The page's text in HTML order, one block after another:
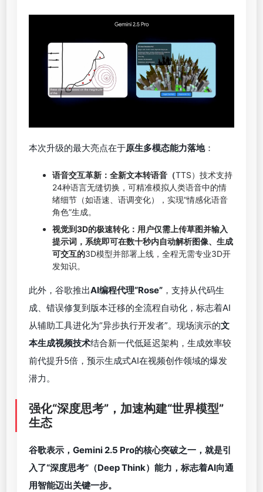
本次升级的最大亮点在于原生多模态能力落地：
语音交互革新：全新文本转语音（TTS）技术支持
24种语言无缝切换，可精准模拟人类语音中的情
绪细节（如语速、语调变化），实现“情感化语音
角色”生成。
视觉到3D的极速转化：用户仅需上传草图并输入
提示词，系统即可在数十秒内自动解析图像、生成
可交互的3D模型并部署上线，全程无需专业3D开
发知识。
此外，谷歌推出AI编程代理“Rose”，支持从代码生
成、错误修复到版本迁移的全流程自动化，标志着AI
从辅助工具进化为“异步执行开发者”。现场演示的文
本生成视频技术结合新一代低延迟架构，生成效率较
前代提升5倍，预示生成式AI在视频创作领域的爆发
潜力。
强化“深度思考”，加速构建“世界模型”
生态
谷歌表示， Gemini 2.5 Pro的核心突破之一，就是引
入了“深度思考”（Deep Think）能力，标志着AI向通
用智能迈出关键一步。